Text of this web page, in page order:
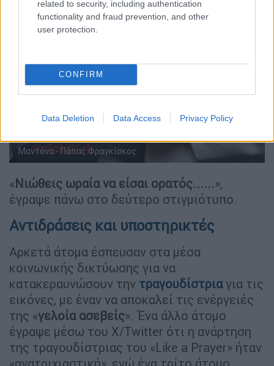
related to security, including authentication
functionality and fraud prevention, and other
user protection.
CONFIRM
Data Deletion Data Access Privacy Policy
Μαντόνα - Πάπας Φραγκίσκος
«Νιώθεις ωραία να είσαι ορατός......»,
έγραψε πάνω στο δεύτερο στιγμιότυπο.
Αντιδράσεις και υποστηρικτές
Αρκετά άτομα έσπευσαν στα μέσα
κοινωνικής δικτύωσης για να
κατακεραυνώσουν την τραγουδίστριαγια τις
εικόνες, με έναν να αποκαλεί τις ενέργειές
της «γελοία ασεβείς». Ένα άλλο άτομο
έγραψε μέσω του X/Twitter ότι η ανάρτηση
της τραγουδίστριας του «Like a Prayer» ήταν